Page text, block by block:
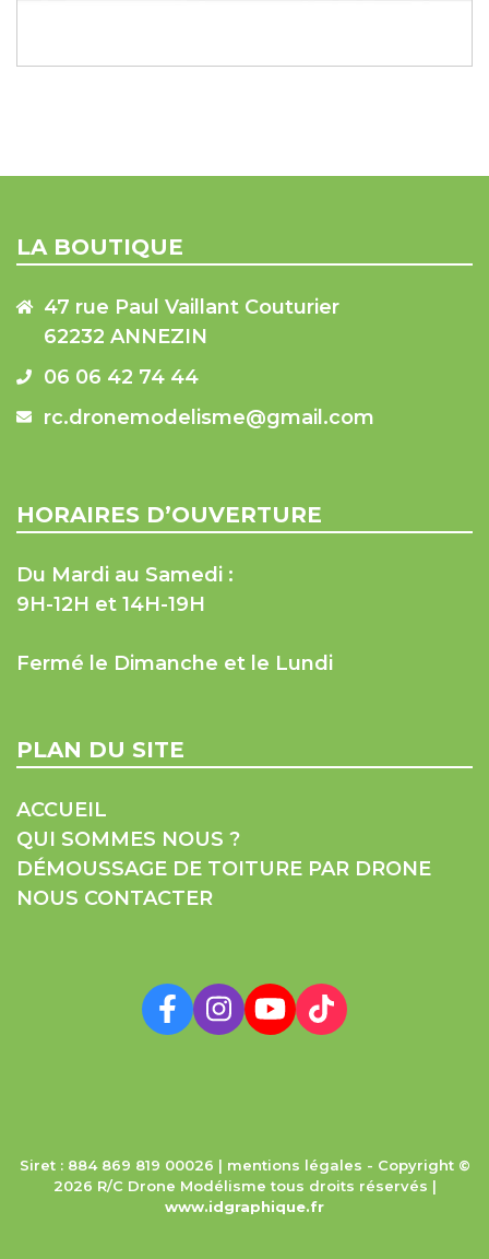
LA BOUTIQUE
47 rue Paul Vaillant Couturier
62232 ANNEZIN
06 06 42 74 44
rc.dronemodelisme@gmail.com
HORAIRES D’OUVERTURE
Du Mardi au Samedi :
9H-12H et 14H-19H
Fermé le Dimanche et le Lundi
PLAN DU SITE
ACCUEIL
QUI SOMMES NOUS ?
DÉMOUSSAGE DE TOITURE PAR DRONE
NOUS CONTACTER
Siret : 884 869 819 00026 | mentions légales - Copyright ©
2026 R/C Drone Modélisme tous droits réservés |
www.idgraphique.fr